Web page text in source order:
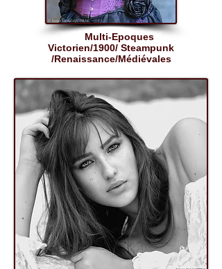
Multi-Epoques
Victorien/1900/ Steampunk​
/Renaissance/Médiévales